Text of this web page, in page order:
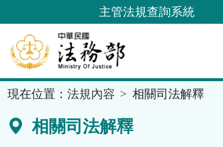
到
要
內
容
區
主管法規查詢系統
現在位置： 法規內容 相關司法解釋
相關司法解釋